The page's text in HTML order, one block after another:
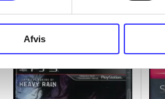
Afvis